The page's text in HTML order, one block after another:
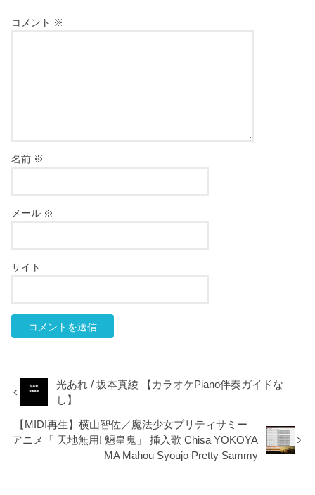
コメント ※
名前 ※
メール ※
サイト
光あれ / 坂本真綾 【カラオケPiano伴奏ガイドな
し】
【MIDI再生】横山智佐／魔法少女プリティサミー
アニメ「 天地無用! 魎皇鬼」 挿入歌 Chisa YOKOYA
MA Mahou Syoujo Pretty Sammy